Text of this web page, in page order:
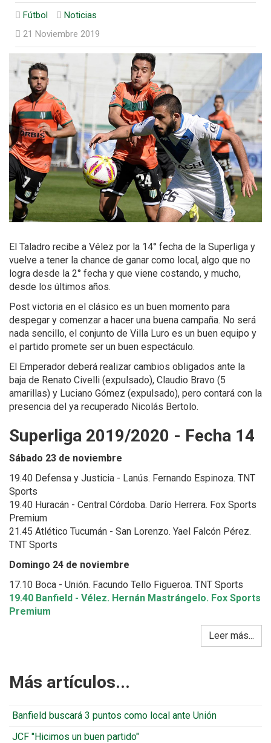
Fútbol
Noticias
21 Noviembre 2019
El Taladro recibe a Vélez por la 14° fecha de la Superliga y
vuelve a tener la chance de ganar como local, algo que no
logra desde la 2° fecha y que viene costando, y mucho,
desde los últimos años.
Post victoria en el clásico es un buen momento para
despegar y comenzar a hacer una buena campaña. No será
nada sencillo, el conjunto de Villa Luro es un buen equipo y
el partido promete ser un buen espectáculo.
El Emperador deberá realizar cambios obligados ante la
baja de Renato Civelli (expulsado), Claudio Bravo (5
amarillas) y Luciano Gómez (expulsado), pero contará con la
presencia del ya recuperado Nicolás Bertolo.
Superliga 2019/2020 - Fecha 14
Sábado 23 de noviembre
19.40 Defensa y Justicia - Lanús. Fernando Espinoza. TNT
Sports
19.40 Huracán - Central Córdoba. Darío Herrera. Fox Sports
Premium
21.45 Atlético Tucumán - San Lorenzo. Yael Falcón Pérez.
TNT Sports
Domingo 24 de noviembre
17.10 Boca - Unión. Facundo Tello Figueroa. TNT Sports
19.40 Banfield - Vélez. Hernán Mastrángelo. Fox Sports
Premium
Leer más...
Más artículos...
Banfield buscará 3 puntos como local ante Unión
JCF "Hicimos un buen partido"